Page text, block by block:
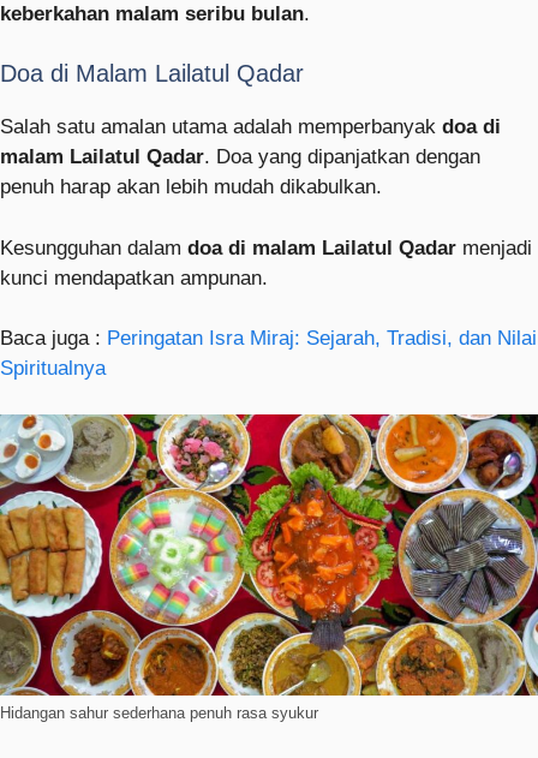
keberkahan malam seribu bulan.
Doa di Malam Lailatul Qadar
Salah satu amalan utama adalah memperbanyak doa di
malam Lailatul Qadar. Doa yang dipanjatkan dengan
penuh harap akan lebih mudah dikabulkan.
Kesungguhan dalam doa di malam Lailatul Qadar menjadi
kunci mendapatkan ampunan.
Baca juga : Peringatan Isra Miraj: Sejarah, Tradisi, dan Nilai
Spiritualnya
Hidangan sahur sederhana penuh rasa syukur